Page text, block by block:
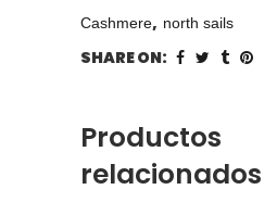
Cashmere, north sails
SHARE ON:
Productos
relacionados